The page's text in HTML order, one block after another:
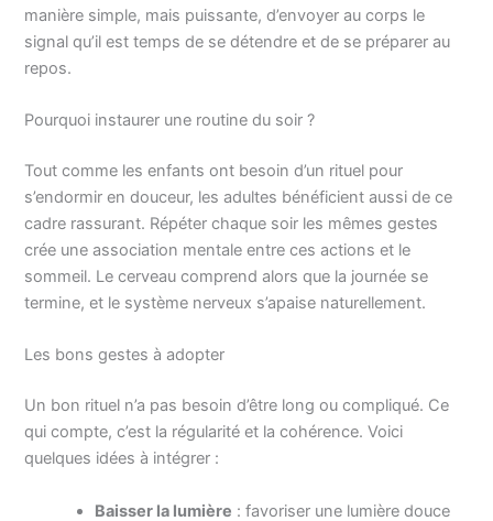
manière simple, mais puissante, d’envoyer au corps le
signal qu’il est temps de se détendre et de se préparer au
repos.
Pourquoi instaurer une routine du soir ?
Tout comme les enfants ont besoin d’un rituel pour
s’endormir en douceur, les adultes bénéficient aussi de ce
cadre rassurant. Répéter chaque soir les mêmes gestes
crée une association mentale entre ces actions et le
sommeil. Le cerveau comprend alors que la journée se
termine, et le système nerveux s’apaise naturellement.
Les bons gestes à adopter
Un bon rituel n’a pas besoin d’être long ou compliqué. Ce
qui compte, c’est la régularité et la cohérence. Voici
quelques idées à intégrer :
Baisser la lumière : favoriser une lumière douce